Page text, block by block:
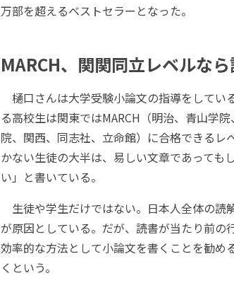
万部を超えるベストセラーとなった。
MARCH、関関同立レベルな
樋口さんは大学受験小論文の指導をしてい
る高校生は関東ではMARCH（明治、青山学
院、関西、同志社、立命館）に合格できる
かない生徒の大半は、易しい文章であっても
い」と書いている。
生徒や学生だけではない。日本人全体の読
が原因としている。だが、読書が当たり前の
効率的な方法として小論文を書くことを勧め
くという。